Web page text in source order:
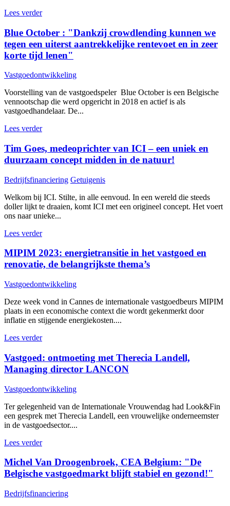
Lees verder
Blue October : "Dankzij crowdlending kunnen we
tegen een uiterst aantrekkelijke rentevoet en in zeer
korte tijd lenen"
Vastgoedontwikkeling
Voorstelling van de vastgoedspeler Blue October is een Belgische
vennootschap die werd opgericht in 2018 en actief is als
vastgoedhandelaar. De...
Lees verder
Tim Goes, medeoprichter van ICI – een uniek en
duurzaam concept midden in de natuur!
Bedrijfsfinanciering Getuigenis
Welkom bij ICI. Stilte, in alle eenvoud. In een wereld die steeds
doller lijkt te draaien, komt ICI met een origineel concept. Het voert
ons naar unieke...
Lees verder
MIPIM 2023: energietransitie in het vastgoed en
renovatie, de belangrijkste thema’s
Vastgoedontwikkeling
Deze week vond in Cannes de internationale vastgoedbeurs MIPIM
plaats in een economische context die wordt gekenmerkt door
inflatie en stijgende energiekosten....
Lees verder
Vastgoed: ontmoeting met Therecia Landell,
Managing director LANCON
Vastgoedontwikkeling
Ter gelegenheid van de Internationale Vrouwendag had Look&Fin
een gesprek met Therecia Landell, een vrouwelijke onderneemster
in de vastgoedsector....
Lees verder
Michel Van Droogenbroek, CEA Belgium: "De
Belgische vastgoedmarkt blijft stabiel en gezond!"
Bedrijfsfinanciering